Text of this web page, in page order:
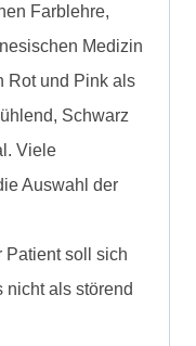
Farblehre,
Medizin
Rot und Pink als
Schwarz
Viele
Auswahl der
Patient soll sich
nicht als störend